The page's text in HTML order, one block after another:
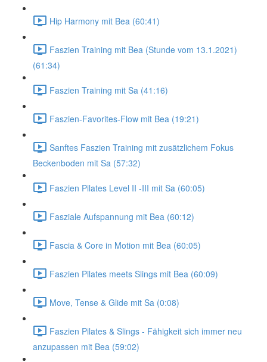
Hip Harmony mit Bea (60:41)
Faszien Training mit Bea (Stunde vom 13.1.2021)
(61:34)
Faszien Training mit Sa (41:16)
Faszien-Favorites-Flow mit Bea (19:21)
Sanftes Faszien Training mit zusätzlichem Fokus
Beckenboden mit Sa (57:32)
Faszien Pilates Level II -III mit Sa (60:05)
Fasziale Aufspannung mit Bea (60:12)
Fascia & Core in Motion mit Bea (60:05)
Faszien Pilates meets Slings mit Bea (60:09)
Move, Tense & Glide mit Sa (0:08)
Faszien Pilates & Slings - Fähigkeit sich immer neu
anzupassen mit Bea (59:02)